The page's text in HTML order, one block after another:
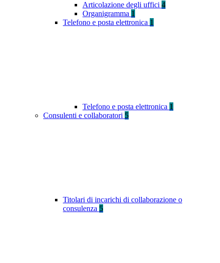
Articolazione degli uffici 4
Organigramma 1
Telefono e posta elettronica 1
Telefono e posta elettronica 1
Consulenti e collaboratori 5
Titolari di incarichi di collaborazione o
consulenza 5